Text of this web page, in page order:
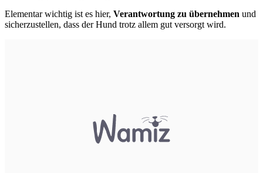
Elementar wichtig ist es hier, Verantwortung zu übernehmen und
sicherzustellen, dass der Hund trotz allem gut versorgt wird.